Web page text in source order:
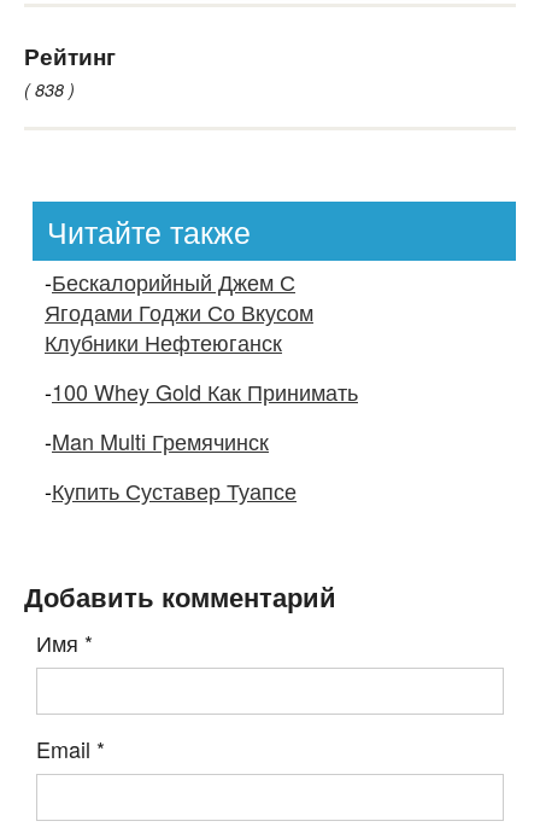
Рейтинг
( 838 )
Читайте также
-Бескалорийный Джем С
Ягодами Годжи Со Вкусом
Клубники Нефтеюганск
-100 Whey Gold Как Принимать
-Man Multi Гремячинск
-Купить Суставер Туапсе
Добавить комментарий
Имя *
Email *